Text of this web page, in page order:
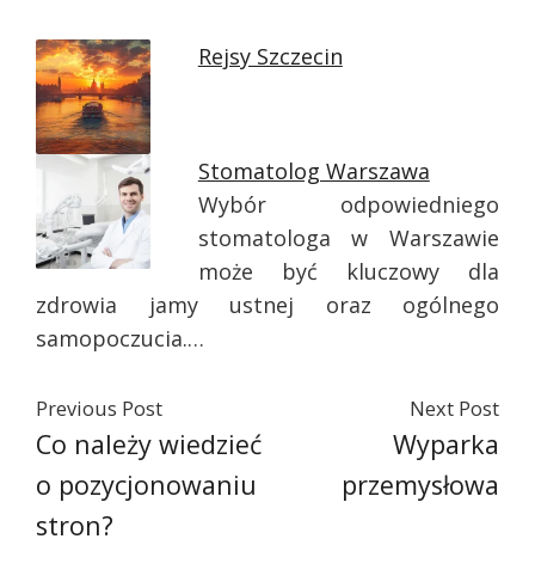
Rejsy Szczecin
Stomatolog Warszawa
Wybór odpowiedniego
stomatologa w Warszawie
może być kluczowy dla
zdrowia jamy ustnej oraz ogólnego
samopoczucia.…
Previous Post
Co należy wiedzieć
o pozycjonowaniu
stron?
Next Post
Wyparka
przemysłowa